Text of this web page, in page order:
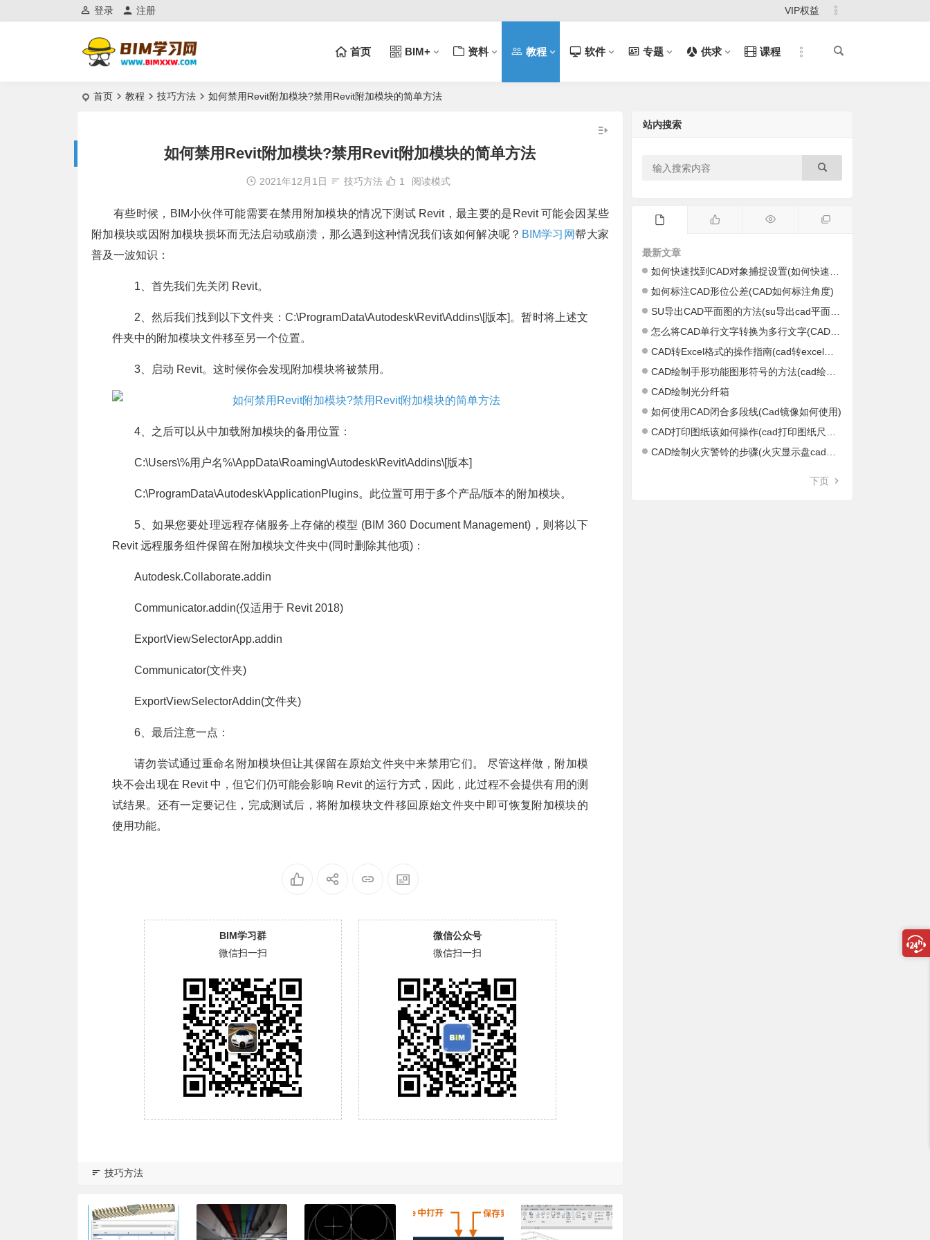
登录 注册 VIP权益
首页 BIM+ 资料 教程 软件 专题 供求 课程
首页 教程 技巧方法 如何禁用Revit附加模块?禁用Revit附加模块的简单方法
如何禁用Revit附加模块?禁用Revit附加模块的简单方法
2021年12月1日 技巧方法 1 阅读模式
有些时候，BIM小伙伴可能需要在禁用附加模块的情况下测试 Revit，最主要的是Revit 可能会因某些
附加模块或因附加模块损坏而无法启动或崩溃，那么遇到这种情况我们该如何解决呢？ BIM学习网帮大家
普及一波知识：
1、首先我们先关闭 Revit。
2、然后我们找到以下文件夹：C:\ProgramData\Autodesk\Revit\Addins\[版本]。暂时将上述文
件夹中的附加模块文件移至另一个位置。
3、启动 Revit。这时候你会发现附加模块将被禁用。
4、之后可以从中加载附加模块的备用位置：
C:\Users\%用户名%\AppData\Roaming\Autodesk\Revit\Addins\[版本]
C:\ProgramData\Autodesk\ApplicationPlugins。此位置可用于多个产品/版本的附加模块。
5、如果您要处理远程存储服务上存储的模型 (BIM 360 Document Management)，则将以下
Revit 远程服务组件保留在附加模块文件夹中(同时删除其他项)：
Autodesk.Collaborate.addin
Communicator.addin(仅适用于 Revit 2018)
ExportViewSelectorApp.addin
Communicator(文件夹)
ExportViewSelectorAddin(文件夹)
6、最后注意一点：
请勿尝试通过重命名附加模块但让其保留在原始文件夹中来禁用它们。 尽管这样做，附加模
块不会出现在 Revit 中，但它们仍可能会影响 Revit 的运行方式，因此，此过程不会提供有用的测
试结果。还有一定要记住，完成测试后，将附加模块文件移回原始文件夹中即可恢复附加模块的
使用功能。
BIM学习群
微信扫一扫
微信公众号
微信扫一扫
技巧方法
站内搜索
最新文章
如何快速找到CAD对象捕捉设置(如何快速找到cad里的图)
如何标注CAD形位公差(CAD如何标注角度)
SU导出CAD平面图的方法(su导出cad平面图不正)
怎么将CAD单行文字转换为多行文字(CAD单行文字怎么结束)
CAD转Excel格式的操作指南(cad转excel软件)
CAD绘制手形功能图形符号的方法(cad绘制距形)
CAD绘制光分纤箱
如何使用CAD闭合多段线(Cad镜像如何使用)
CAD打印图纸该如何操作(cad打印图纸尺寸设置)
CAD绘制火灾警铃的步骤(火灾显示盘cad图标)
下页